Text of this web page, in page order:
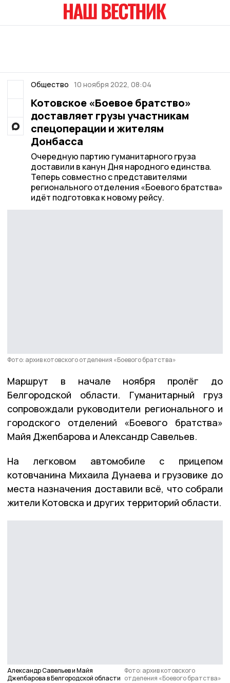
Общество 10 ноября 2022, 08:04
Котовское «Боевое братство»
доставляет грузы участникам
спецоперации и жителям
Донбасса
Очередную партию гуманитарного груза
доставили в канун Дня народного единства.
Теперь совместно с представителями
регионального отделения «Боевого братства»
идёт подготовка к новому рейсу.
Фото: архив котовского отделения «Боевого братства»
Маршрут в начале ноября пролёг до
Белгородской области. Гуманитарный груз
сопровождали руководители регионального и
городского отделений «Боевого братства»
Майя Джепбарова и Александр Савельев.
На легковом автомобиле с прицепом
котовчанина Михаила Дунаева и грузовике до
места назначения доставили всё, что собрали
жители Котовска и других территорий области.
Александр Савельев и Майя
Джепбарова в Белгородской области
Фото: архив котовского
отделения «Боевого братства»